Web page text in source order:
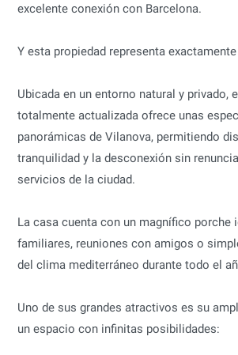
excelente conexión con Barcelona.
Y esta propiedad representa
Ubicada en un entorno natural y privado,
totalmente actualizada ofrece unas
panorámicas de Vilanova, permitiendo
tranquilidad y la desconexión sin
servicios de la ciudad.
La casa cuenta con un magnífico porche
familiares, reuniones con amigos o
del clima mediterráneo durante todo el
Uno de sus grandes atractivos es su
un espacio con infinitas posibilidades: